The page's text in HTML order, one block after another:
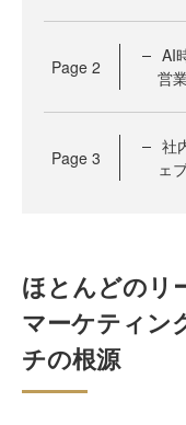
Page 2
AI
営
Page 3
社
ェ
ほとんどのリ
マーケティン
チの根源